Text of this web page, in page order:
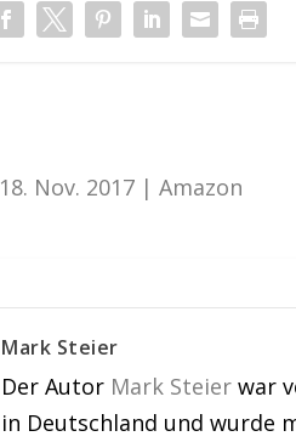
Nov. 2017 | Amazon
Mark Steier
Der Autor Mark Steier war
in Deutschland und wurde